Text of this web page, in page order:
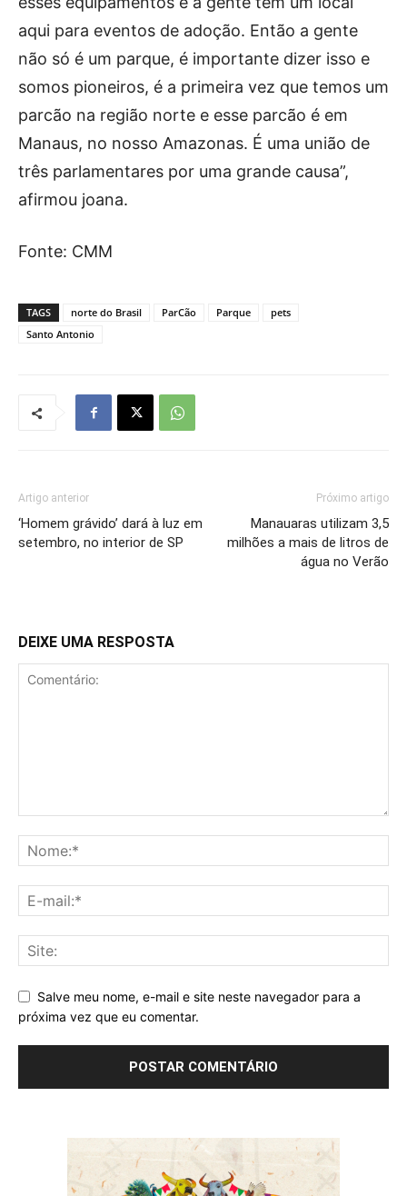
aqui para eventos de adoção. Então a gente
não só é um parque, é importante dizer isso e
somos pioneiros, é a primeira vez que temos um
parcão na região norte e esse parcão é em
Manaus, no nosso Amazonas. É uma união de
três parlamentares por uma grande causa”,
afirmou joana.
Fonte: CMM
TAGS norte do Brasil ParCão Parque
pets
Santo Antonio
Artigo anterior
‘Homem grávido’ dará à luz em
setembro, no interior de SP
Próximo artigo
Manauaras utilizam 3,5
milhões a mais de litros de
água no Verão
DEIXE UMA RESPOSTA
Salve meu nome, e-mail e site neste navegador para a
próxima vez que eu comentar.